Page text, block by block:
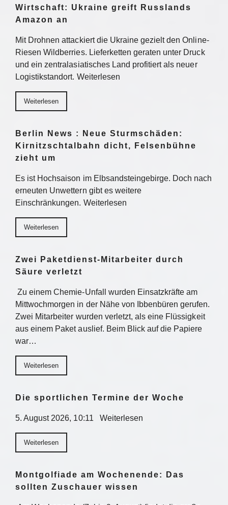
Wirtschaft: Ukraine greift Russlands
Amazon an
Mit Drohnen attackiert die Ukraine gezielt den Online-
Riesen Wildberries. Lieferketten geraten unter Druck
und ein zentralasiatisches Land profitiert als neuer
Logistikstandort. Weiterlesen
Weiterlesen
Berlin News : Neue Sturmschäden:
Kirnitzschtalbahn dicht, Felsenbühne
zieht um
Es ist Hochsaison im Elbsandsteingebirge. Doch nach
erneuten Unwettern gibt es weitere
Einschränkungen. Weiterlesen
Weiterlesen
Zwei Paketdienst-Mitarbeiter durch
Säure verletzt
Zu einem Chemie-Unfall wurden Einsatzkräfte am
Mittwochmorgen in der Nähe von Ibbenbüren gerufen.
Zwei Mitarbeiter wurden verletzt, als eine Flüssigkeit
aus einem Paket auslief. Beim Blick auf die Papiere
war…
Weiterlesen
Die sportlichen Termine der Woche
5. August 2026, 10:11 Weiterlesen
Weiterlesen
Montgolfiade am Wochenende: Das
sollten Zuschauer wissen